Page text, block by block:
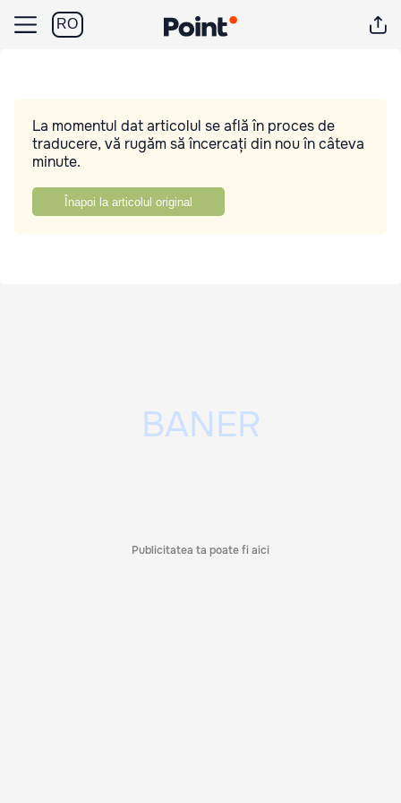
RO
La momentul dat articolul se află în proces de
traducere, vă rugăm să încercați din nou în câteva
minute.
Înapoi la articolul original
Publicitatea ta poate fi aici